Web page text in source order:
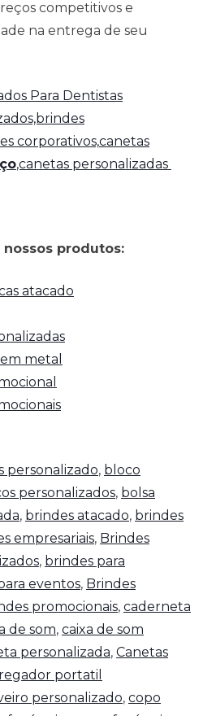
competitivos e
na entrega de seu
Para Dentistas
corporativos,canetas
,canetas personalizadas
produtos:
atacado
metal
personalizado, bloco
personalizados, bolsa
, brindes atacado, brindes
empresariais, Brindes
, brindes para
eventos, Brindes
promocionais, caderneta
de som, caixa de som
personalizada, Canetas
portatil
personalizado, copo